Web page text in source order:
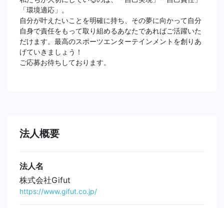
「環境適応」。
自分が叶えたいことを明確に持ち、その夢に向かって自分
自身で責任をもって取り組めるあなたであればご活躍いた
だけます。最高のスポーツエンターテインメントを創りあ
げていきましょう！
ご応募お待ちしております。
法人概要
法人名
株式会社Gifut
https://www.gifut.co.jp/